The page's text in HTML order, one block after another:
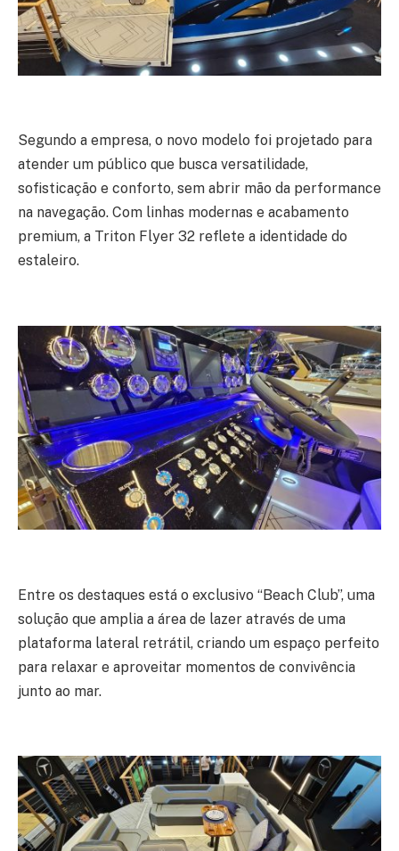
Segundo a empresa, o novo modelo foi projetado para
atender um público que busca versatilidade,
sofisticação e conforto, sem abrir mão da performance
na navegação. Com linhas modernas e acabamento
premium, a Triton Flyer 32 reflete a identidade do
estaleiro.
Entre os destaques está o exclusivo “Beach Club”, uma
solução que amplia a área de lazer através de uma
plataforma lateral retrátil, criando um espaço perfeito
para relaxar e aproveitar momentos de convivência
junto ao mar.